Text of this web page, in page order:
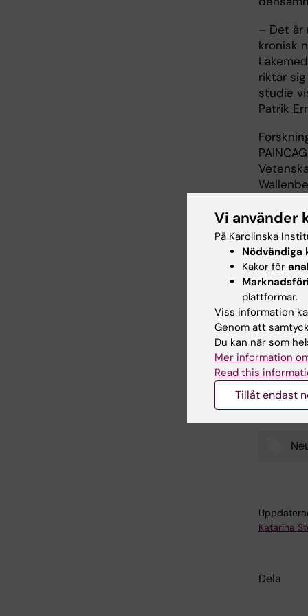
– Det är
kronisk
riktar
studie
Patrik
”MiR-
basal
Luda
Ernfors
Katarina
Dela
Vi använder
På Karolinska
Nödvändiga
Kakor för
plattformar.
Viss information
Genom att
Du kan när som
Mer information
Read this
Tillåt endast